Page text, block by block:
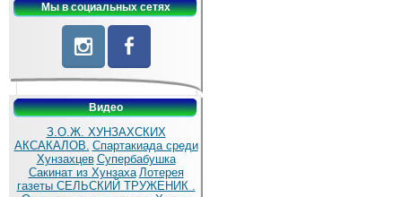
Мы в социальных сетях
Видео
З.О.Ж. ХУНЗАХСКИХ
АКСАКАЛОВ. Спартакиада среди
Хунзахцев Супербабушка
Сакинат из Хунзаха Лотерея
газеты СЕЛЬСКИЙ ТРУЖЕНИК .